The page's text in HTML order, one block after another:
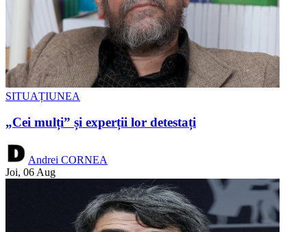
SITUAȚIUNEA
„Cei mulți” și experții lor detestați
Andrei CORNEA
Joi, 06 Aug